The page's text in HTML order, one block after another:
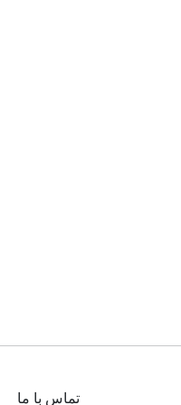
تماس با ما